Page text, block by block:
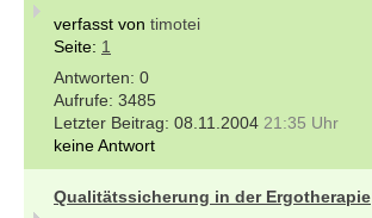
verfasst von timotei
Seite: 1
0
3485
08.11.2004 21:35 Uhr
keine Antwort
Qualitätssicherung in der Ergotherapie